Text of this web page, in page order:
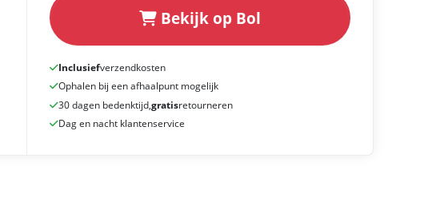
Bekijk op Bol
Inclusiefverzendkosten
Ophalen bij een afhaalpunt mogelijk
30 dagen bedenktijd,gratisretourneren
Dag en nacht klantenservice